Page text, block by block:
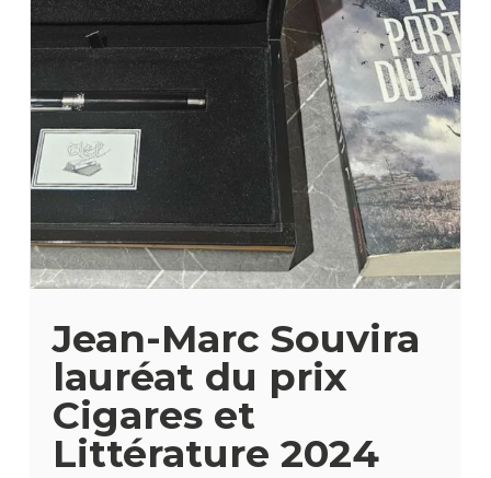
Jean-Marc Souvira
lauréat du prix
Cigares et
Littérature 2024